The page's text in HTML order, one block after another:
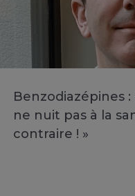
Benzodiazépines :
ne nuit pas à la
contraire ! »